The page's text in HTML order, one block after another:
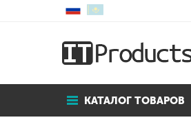
КАТАЛОГ ТОВАРОВ